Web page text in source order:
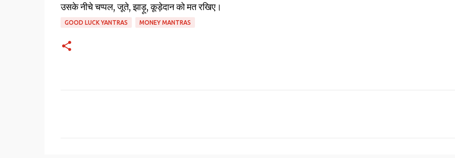
उसके नीचे चप्पल, जूते, झाड़ू, कूड़ेदान को मत रखिए।
GOOD LUCK YANTRAS MONEY MANTRAS